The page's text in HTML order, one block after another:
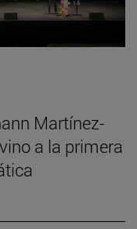
Martínez-
a la primera